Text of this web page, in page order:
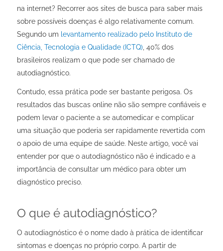
na internet? Recorrer aos sites de busca para saber mais
sobre possíveis doenças é algo relativamente comum.
Segundo um levantamento realizado pelo Instituto de
Ciência, Tecnologia e Qualidade (ICTQ), 40% dos
brasileiros realizam o que pode ser chamado de
autodiagnóstico.
Contudo, essa prática pode ser bastante perigosa. Os
resultados das buscas online não são sempre confiáveis e
podem levar o paciente a se automedicar e complicar
uma situação que poderia ser rapidamente revertida com
o apoio de uma equipe de saúde. Neste artigo, você vai
entender por que o autodiagnóstico não é indicado e a
importância de consultar um médico para obter um
diagnóstico preciso.
O que é autodiagnóstico?
O autodiagnóstico é o nome dado à prática de identificar
sintomas e doenças no próprio corpo. A partir de